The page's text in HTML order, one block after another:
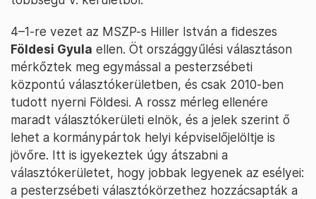
4–1-re vezet az MSZP-s Hiller István a fideszes
Földesi Gyula ellen. Öt országgyűlési választáson
mérkőztek meg egymással a pesterzsébeti
központú választókerületben, és csak 2010-ben
tudott nyerni Földesi. A rossz mérleg ellenére
maradt választókerületi elnök, és a jelek szerint ő
lehet a kormánypártok helyi képviselőjelöltje is
jövőre. Itt is igyekeztek úgy átszabni a
választókerületet, hogy jobbak legyenek az esélyei:
a pesterzsébeti választókörzethez hozzácsapták a